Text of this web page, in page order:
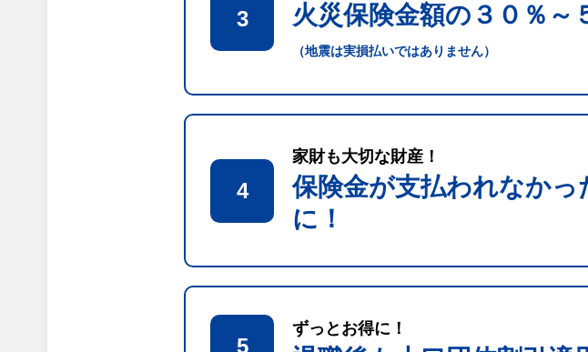
3 火災保険金額の３０％～
（地震は実損払いではありません）
4
家財も大切な財産！
保険金が支払われなかっ
に！
5
ずっとお得に！